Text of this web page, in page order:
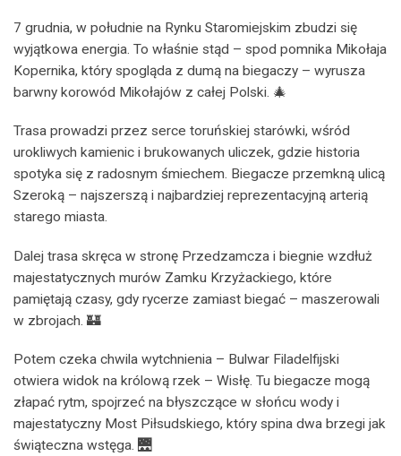
7 grudnia, w południe na Rynku Staromiejskim zbudzi się
wyjątkowa energia. To właśnie stąd – spod pomnika Mikołaja
Kopernika, który spogląda z dumą na biegaczy – wyrusza
barwny korowód Mikołajów z całej Polski. 🎄
Trasa prowadzi przez serce toruńskiej starówki, wśród
urokliwych kamienic i brukowanych uliczek, gdzie historia
spotyka się z radosnym śmiechem. Biegacze przemkną ulicą
Szeroką – najszerszą i najbardziej reprezentacyjną arterią
starego miasta.
Dalej trasa skręca w stronę Przedzamcza i biegnie wzdłuż
majestatycznych murów Zamku Krzyżackiego, które
pamiętają czasy, gdy rycerze zamiast biegać – maszerowali
w zbrojach. 🏰
Potem czeka chwila wytchnienia – Bulwar Filadelfijski
otwiera widok na królową rzek – Wisłę. Tu biegacze mogą
złapać rytm, spojrzeć na błyszczące w słońcu wody i
majestatyczny Most Piłsudskiego, który spina dwa brzegi jak
świąteczna wstęga. 🌉